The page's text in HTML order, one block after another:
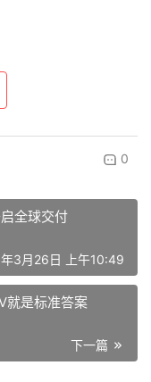
0
全球交付
3月26日 上午10:49
就是标准答案
下一篇